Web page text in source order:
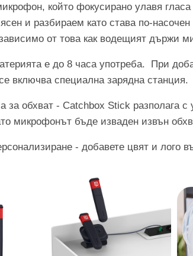
който фокусирано улавя
и разбираем като става по-
от това как водещият държи
е до 8 часа употреба. При
включва специална зарядна станция.
за обхват - Catchbox Stick разполага
микрофонът бъде изваден извън
- добавете цвят и лого